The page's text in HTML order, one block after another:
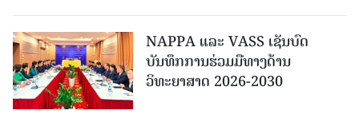
NAPPA ແລະ VASS ເຊັນບົດ
ບັນທຶກການຮ່ວມມືທາງດ້ານ
ວິທະຍາສາດ 2026-2030